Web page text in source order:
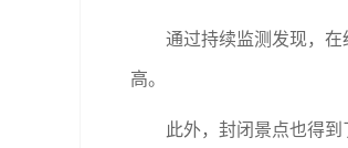
通过持续监测发现，在经
高。
此外，封闭景点也得到了